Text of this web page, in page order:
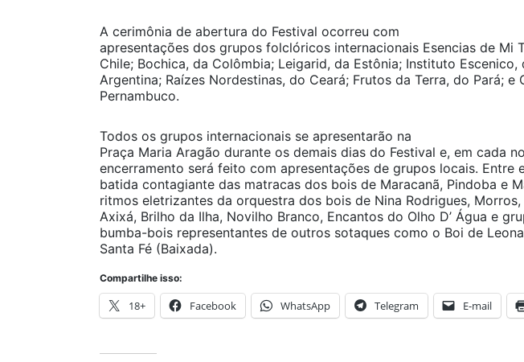
A cerimônia de abertura do Festival ocorreu com
apresentações dos grupos folclóricos internacionais Esencias de Mi
Chile; Bochica, da Colômbia; Leigarid, da Estônia; Instituto Escenico,
Argentina; Raízes Nordestinas, do Ceará; Frutos da Terra, do Pará; e
Pernambuco.
Todos os grupos internacionais se apresentarão na
Praça Maria Aragão durante os demais dias do Festival e, em cada
encerramento será feito com apresentações de grupos locais. Entre
batida contagiante das matracas dos bois de Maracanã, Pindoba e
ritmos eletrizantes da orquestra dos bois de Nina Rodrigues, Morros,
Axixá, Brilho da Ilha, Novilho Branco, Encantos do Olho D’ Água e
bumba-bois representantes de outros sotaques como o Boi de
Santa Fé (Baixada).
Compartilhe isso:
18+ Facebook WhatsApp Telegram E-mail